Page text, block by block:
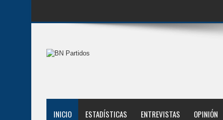
INICIO ESTADÍSTICAS ENTREVISTAS OPINIÓN